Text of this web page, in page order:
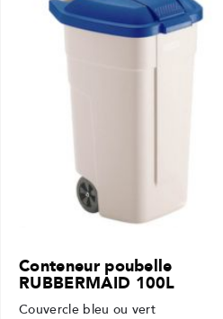
Conteneur poubelle
RUBBERMAID 100L
Couvercle bleu ou vert